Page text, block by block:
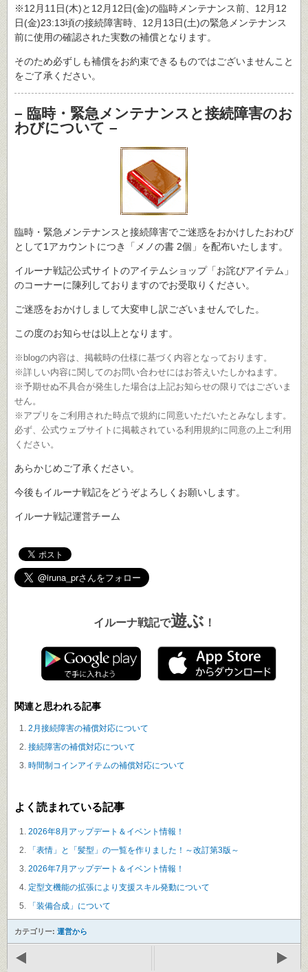
※12月11日(木)と12月12日(金)の臨時メンテナンス前、12月12
日(金)23:13頃の接続障害時、12月13日(土)の緊急メンテナンス
前に使用の確認された実数の補償となります。
そのため必ずしも補償をお約束できるものではございませんこと
をご了承ください。
– 臨時・緊急メンテナンスと接続障害のお
わびについて –
臨時・緊急メンテナンスと接続障害でご迷惑をおかけしたおわび
として1アカウントにつき「メノの書 2個」を配布いたします。
イルーナ戦記公式サイトのアイテムショップ「お詫びアイテム」
のコーナーに陳列しておりますのでお受取りください。
ご迷惑をおかけしまして大変申し訳ございませんでした。
この度のお知らせは以上となります。
※blogの内容は、掲載時の仕様に基づく内容となっております。
※詳しい内容に関してのお問い合わせにはお答えいたしかねます。
※予期せぬ不具合が発生した場合は上記お知らせの限りではございま
せん。
※アプリをご利用された時点で規約に同意いただいたとみなします。
必ず、公式ウェブサイトに掲載されている利用規約に同意の上ご利用
ください。
あらかじめご了承ください。
今後もイルーナ戦記をどうぞよろしくお願いします。
イルーナ戦記運営チーム
イルーナ戦記で遊ぶ ！
関連と思われる記事
2月接続障害の補償対応について
接続障害の補償対応について
時間制コインアイテムの補償対応について
よく読まれている記事
2026年8月アップデート＆イベント情報！
「表情」と「髪型」の一覧を作りました！～改訂第3版～
2026年7月アップデート＆イベント情報！
定型文機能の拡張により支援スキル発動について
「装備合成」について
カテゴリー: 運営から